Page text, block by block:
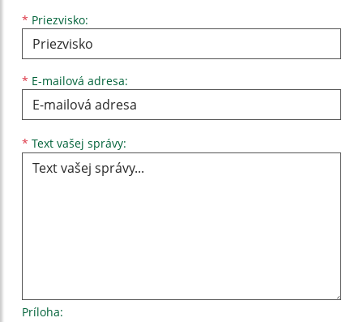
* Priezvisko:
* E-mailová adresa:
* Text vašej správy:
Príloha: